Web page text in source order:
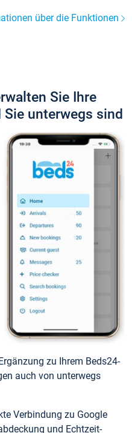
über die Funktionen
Sie Ihre
Sie unterwegs sind
zu Ihrem Beds24-
auch von unterwegs
Verbindung zu Google
und Echtzeit-